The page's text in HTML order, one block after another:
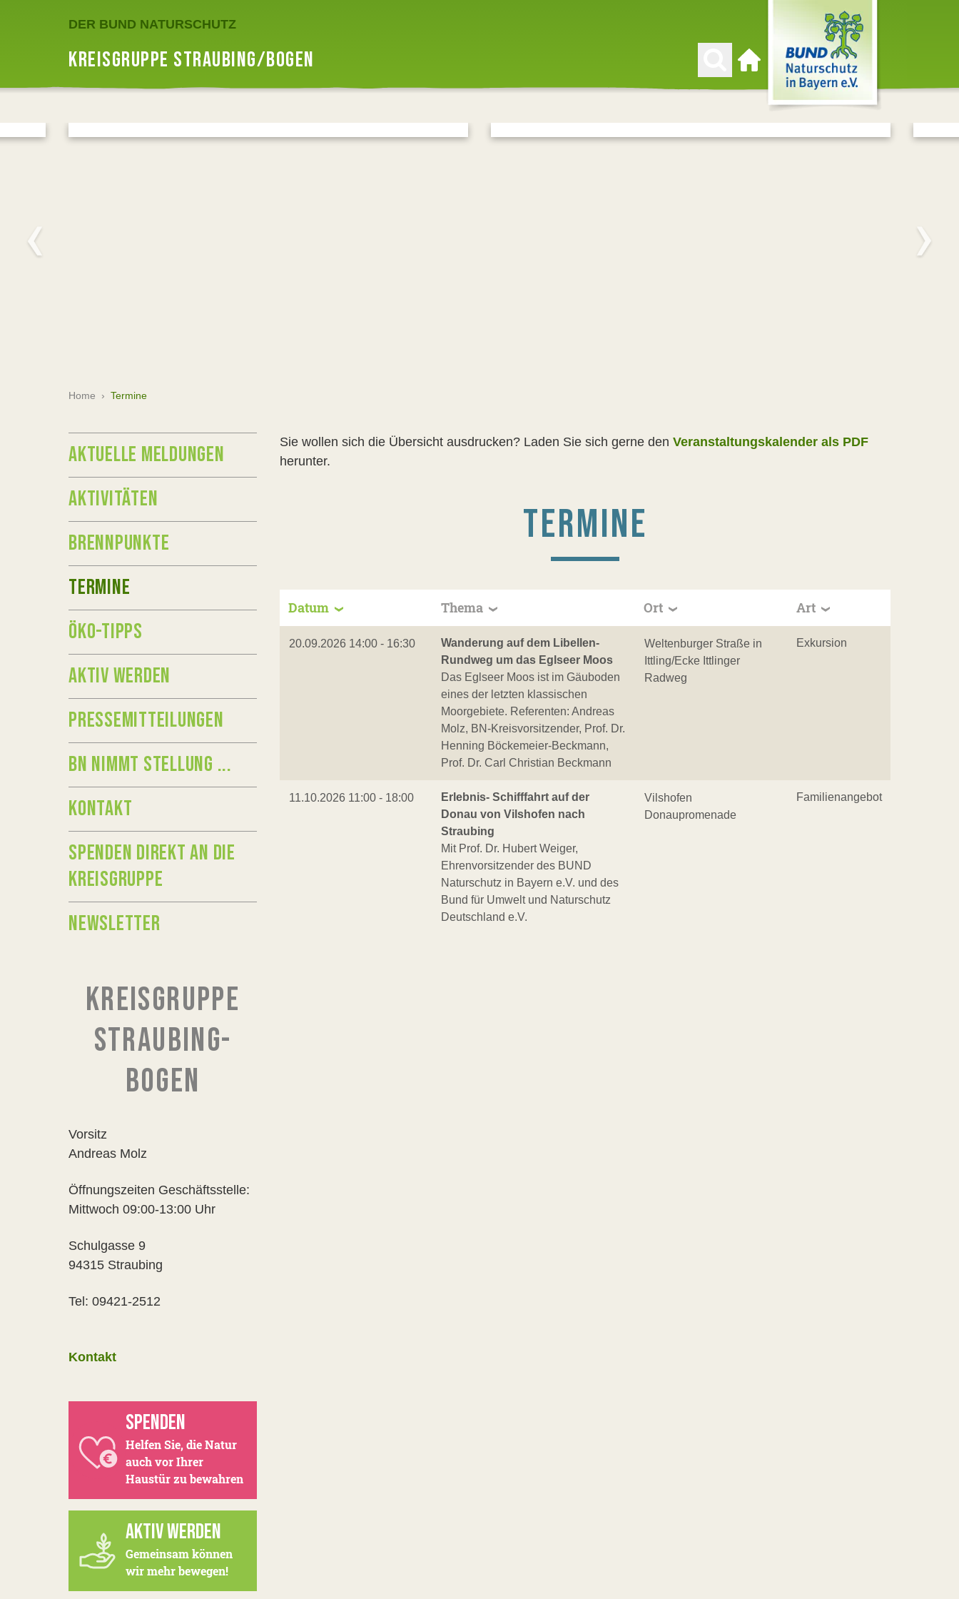
DER BUND NATURSCHUTZ
KREISGRUPPE STRAUBING/BOGEN
Zur Startseite
Home › Termine
Sie wollen sich die Übersicht ausdrucken? Laden Sie sich gerne den Veranstaltungskalender als PDF
herunter.
TERMINE
Datum Thema Ort Art
20.09.2026 14:00 - 16:30
Wanderung auf dem Libellen-
Rundweg um das Eglseer Moos
Das Eglseer Moos ist im Gäuboden
eines der letzten klassischen
Moorgebiete. Referenten: Andreas
Molz, BN-Kreisvorsitzender, Prof. Dr.
Henning Böckemeier-Beckmann,
Prof. Dr. Carl Christian Beckmann
Weltenburger Straße in
Ittling/Ecke Ittlinger
Radweg
Exkursion
11.10.2026 11:00 - 18:00
Erlebnis- Schifffahrt auf der
Donau von Vilshofen nach
Straubing
Mit Prof. Dr. Hubert Weiger,
Ehrenvorsitzender des BUND
Naturschutz in Bayern e.V. und des
Bund für Umwelt und Naturschutz
Deutschland e.V.
Vilshofen
Donaupromenade
Familienangebot
AKTUELLE MELDUNGEN
AKTIVITÄTEN
BRENNPUNKTE
TERMINE
ÖKO-TIPPS
AKTIV WERDEN
PRESSEMITTEILUNGEN
BN NIMMT STELLUNG ...
KONTAKT
SPENDEN DIREKT AN DIE
KREISGRUPPE
NEWSLETTER
KREISGRUPPE
STRAUBING-
BOGEN
Vorsitz
Andreas Molz
Öffnungszeiten Geschäftsstelle:
Mittwoch 09:00-13:00 Uhr
Schulgasse 9
94315 Straubing
Tel: 09421-2512
Kontakt
SPENDEN
Helfen Sie, die Natur
auch vor Ihrer
Haustür zu bewahren
AKTIV WERDEN
Gemeinsam können
wir mehr bewegen!